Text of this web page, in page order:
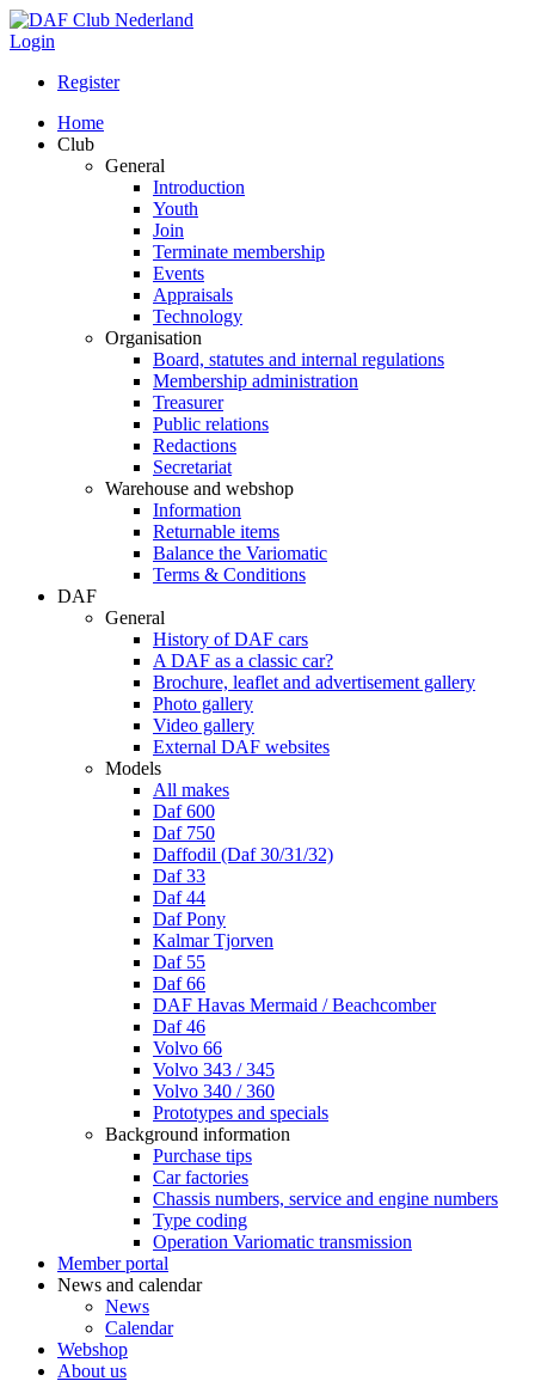
Login
Register
Home
Club
General
Introduction
Youth
Join
Terminate membership
Events
Appraisals
Technology
Organisation
Board, statutes and internal regulations
Membership administration
Treasurer
Public relations
Redactions
Secretariat
Warehouse and webshop
Information
Returnable items
Balance the Variomatic
Terms & Conditions
DAF
General
History of DAF cars
A DAF as a classic car?
Brochure, leaflet and advertisement gallery
Photo gallery
Video gallery
External DAF websites
Models
All makes
Daf 600
Daf 750
Daffodil (Daf 30/31/32)
Daf 33
Daf 44
Daf Pony
Kalmar Tjorven
Daf 55
Daf 66
DAF Havas Mermaid / Beachcomber
Daf 46
Volvo 66
Volvo 343 / 345
Volvo 340 / 360
Prototypes and specials
Background information
Purchase tips
Car factories
Chassis numbers, service and engine numbers
Type coding
Operation Variomatic transmission
Member portal
News and calendar
News
Calendar
Webshop
About us